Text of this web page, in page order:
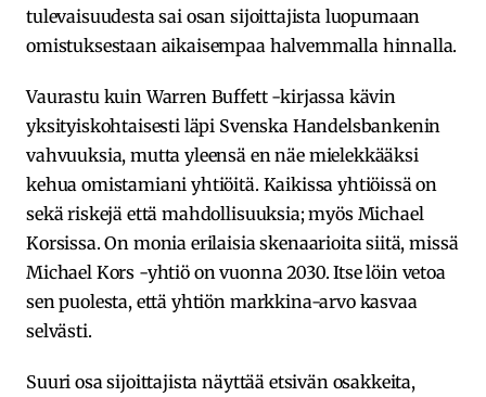
tulevaisuudesta sai osan sijoittajista luopumaan
omistuksestaan aikaisempaa halvemmalla hinnalla.
Vaurastu kuin Warren Buffett -kirjassa kävin
yksityiskohtaisesti läpi Svenska Handelsbankenin
vahvuuksia, mutta yleensä en näe mielekkääksi
kehua omistamiani yhtiöitä. Kaikissa yhtiöissä on
sekä riskejä että mahdollisuuksia; myös Michael
Korsissa. On monia erilaisia skenaarioita siitä, missä
Michael Kors -yhtiö on vuonna 2030. Itse löin vetoa
sen puolesta, että yhtiön markkina-arvo kasvaa
selvästi.
Suuri osa sijoittajista näyttää etsivän osakkeita,